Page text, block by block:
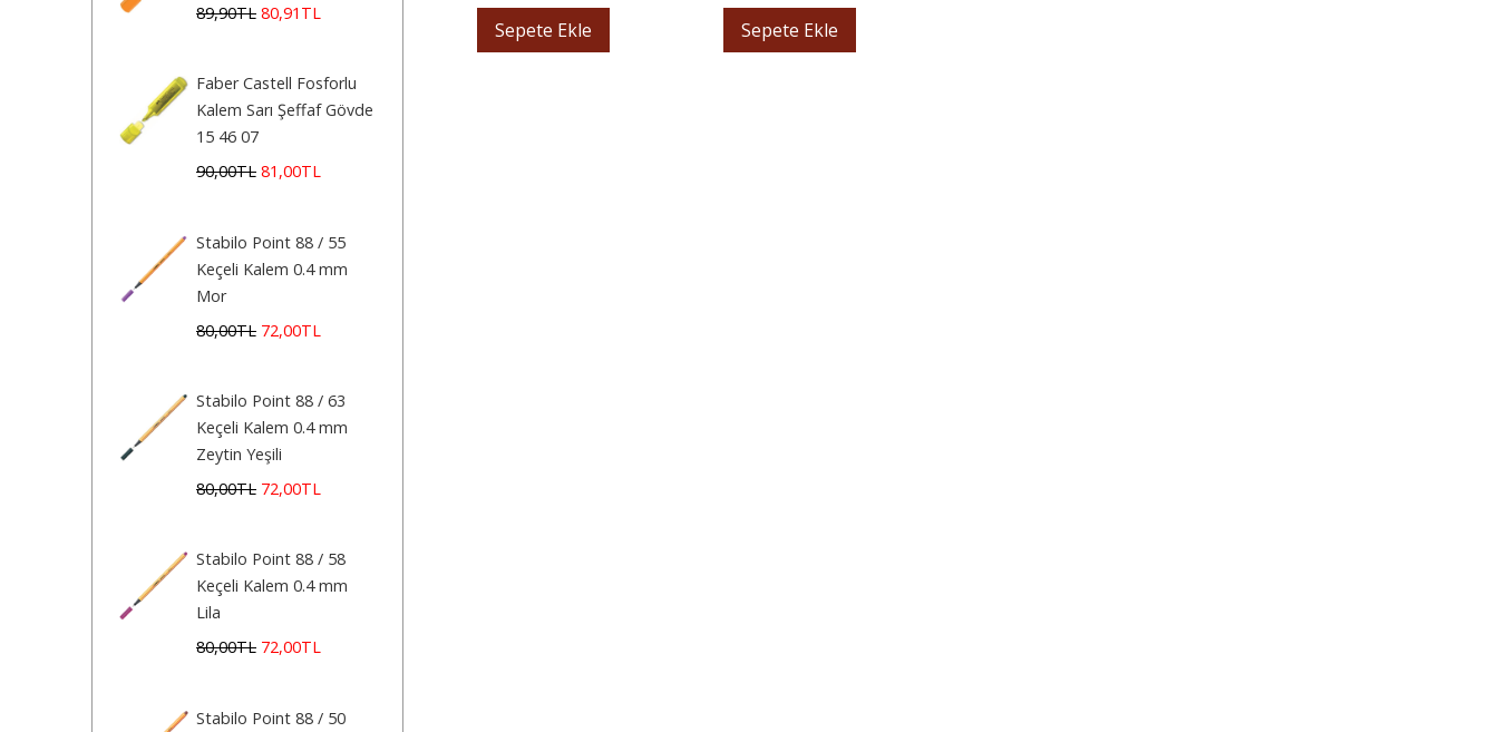
89,90TL 80,91 TL
Faber Castell Fosforlu
Kalem Sarı Şeffaf Gövde
15 46 07
90,00TL 81 ,00TL
Stabilo Point 88 / 55
Keçeli Kalem 0.4 mm
Mor
80,00TL 72,00TL
Stabilo Point 88 / 63
Keçeli Kalem 0.4 mm
Zeytin Yeşili
80,00TL 72,00TL
Stabilo Point 88 / 58
Keçeli Kalem 0.4 mm
Lila
80,00TL 72,00TL
Stabilo Point 88 / 50
Sepete Ekle
Sepete Ekle